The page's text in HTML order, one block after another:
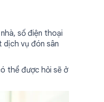
số điện thoại
dịch vụ đón sân
thể được hỏi sẽ ở